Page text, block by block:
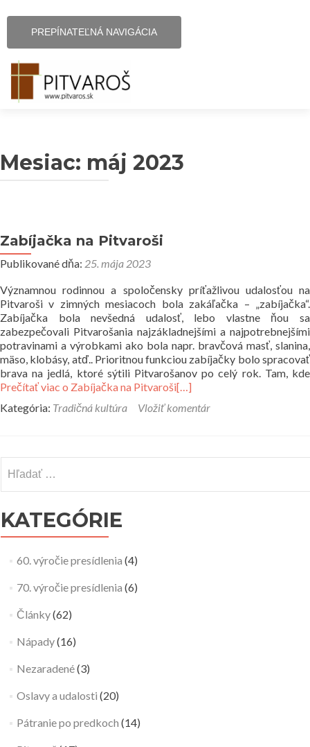
PREPÍNATEĽNÁ NAVIGÁCIA
Virtuálna prehliadka centra
Publikácie o Pitvaroši
Linky
Kde všade sú Pitvarošania?
Mesiac: máj 2023
Zabíjačka na Pitvaroši
Publikované dňa: 25. mája 2023
Významnou rodinnou a spoločensky príťažlivou udalosťou na
Pitvaroši v zimných mesiacoch bola zakáľačka – „zabíjačka“.
Zabíjačka bola nevšedná udalosť, lebo vlastne ňou sa
zabezpečovali Pitvarošania najzákladnejšími a najpotrebnejšími
potravinami a výrobkami ako bola napr. bravčová masť, slanina,
mäso, klobásy, atď.. Prioritnou funkciou zabíjačky bolo spracovať
brava na jedlá, ktoré sýtili Pitvarošanov po celý rok. Tam, kde
Prečítať viac o Zabíjačka na Pitvaroši[…]
Kategória: Tradičná kultúra Vložiť komentár
KATEGÓRIE
60. výročie presídlenia (4)
70. výročie presídlenia (6)
Články(62)
Nápady(16)
Nezaradené(3)
Oslavy a udalosti (20)
Pátranie po predkoch (14)